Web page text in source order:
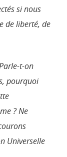
si nous
de liberté, de
t-on
pourquoi
? Ne
Universelle